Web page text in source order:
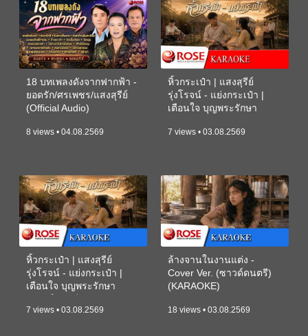
18 บทเพลงดังจากฟากฟ้า -
ยอดรัก/ศรเพชร/แสงสุรีย์
(Official Audio)
8 views • 04.08.2569
หิ้วกระเป๋า | แสงสุรีย์
รุ่งโรจน์ - แย่งกระเป๋า |
เตือนใจ บุญพระรักษา
7 views • 03.08.2569
หิ้วกระเป๋า | แสงสุรีย์
รุ่งโรจน์ - แย่งกระเป๋า |
เตือนใจ บุญพระรักษา
7 views • 03.08.2569
ล้างจานในงานแต่ง -
Cover Ver. (ซาวด์ดนตรี)
(KARAOKE)
18 views • 03.08.2569